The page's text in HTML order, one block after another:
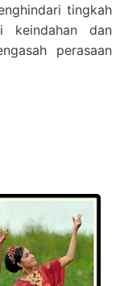
tingkah
keindahan dan
perasaan